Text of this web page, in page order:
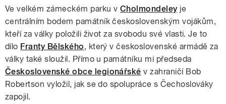
Ve velkém zámeckém parku v Cholmondeley je
centrálním bodem památník československým vojákům,
kteří za války položili život za svobodu své vlasti. Je to
dílo Franty Bělského, který v československé armádě za
války také sloužil. Přímo u památníku mi předseda
Československé obce legionářské v zahraničí Bob
Robertson vyložil, jak se do spolupráce s Čechoslováky
zapojil.